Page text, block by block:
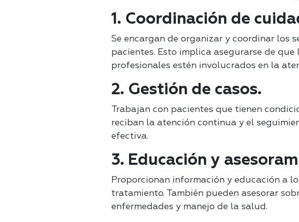
1. Coordinación de
Se encargan de organizar y coordinar los
pacientes. Esto implica asegurarse de
profesionales estén involucrados en la
2. Gestión de casos.
Trabajan con pacientes que tienen
reciban la atención continua y el
efectiva.
3. Educación y
Proporcionan información y educación a
tratamiento. También pueden asesorar
enfermedades y manejo de la salud.